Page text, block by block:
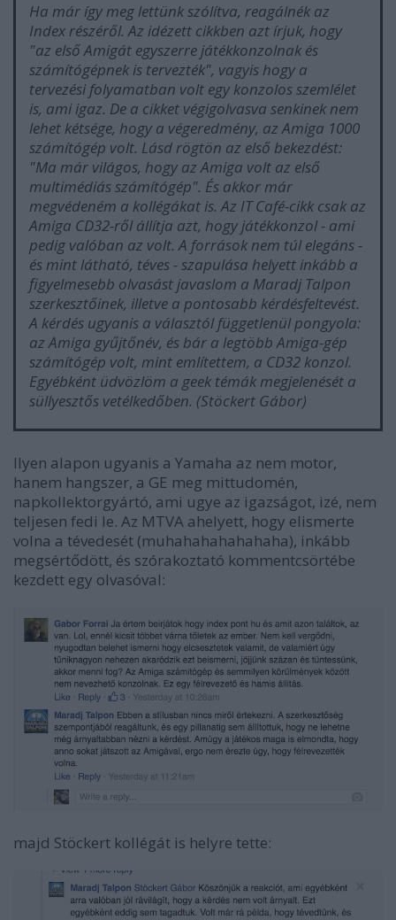
Ha már így meg lettünk szólítva, reagálnék az
Index részéről. Az idézett cikkben azt írjuk, hogy
"az első Amigát egyszerre játékkonzolnak és
számítógépnek is tervezték", vagyis hogy a
tervezési folyamatban volt egy konzolos szemlélet
is, ami igaz. De a cikket végigolvasva senkinek nem
lehet kétsége, hogy a végeredmény, az Amiga 1000
számítógép volt. Lásd rögtön az első bekezdést:
"Ma már világos, hogy az Amiga volt az első
multimédiás számítógép". És akkor már
megvédeném a kollégákat is. Az IT Café-cikk csak az
Amiga CD32-ről állítja azt, hogy játékkonzol - ami
pedig valóban az volt. A források nem túl elegáns -
és mint látható, téves - szapulása helyett inkább a
figyelmesebb olvasást javaslom a Maradj Talpon
szerkesztőinek, illetve a pontosabb kérdésfeltevést.
A kérdés ugyanis a választól függetlenül pongyola:
az Amiga gyűjtőnév, és bár a legtöbb Amiga-gép
számítógép volt, mint említettem, a CD32 konzol.
Egyébként üdvözlöm a geek témák megjelenését a
süllyesztős vetélkedőben. (Stöckert Gábor)
Ilyen alapon ugyanis a Yamaha az nem motor,
hanem hangszer, a GE meg mittudomén,
napkollektorgyártó, ami ugye az igazságot, izé, nem
teljesen fedi le. Az MTVA ahelyett, hogy elismerte
volna a tévedesét (muhahahahahahaha), inkább
megsértődött, és szórakoztató kommentcsörtébe
kezdett egy olvasóval:
majd Stöckert kollégát is helyre tette: